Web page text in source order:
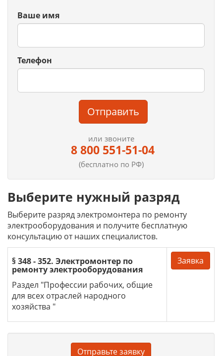
Ваше имя
Телефон
Отправить
или звоните
8 800 551-51-04
(бесплатно по РФ)
Выберите нужный разряд
Выберите разряд электромонтера по ремонту
электрооборудования и получите бесплатную
консультацию от наших специалистов.
§ 348 - 352. Электромонтер по
ремонту электрооборудования
Раздел "Профессии рабочих, общие
для всех отраслей народного
хозяйства "
Заявка
Отправьте заявку